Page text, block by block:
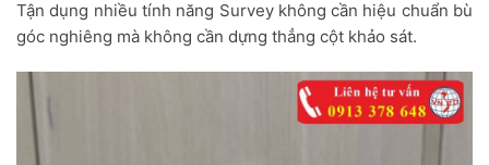
Tận dụng nhiều tính năng Survey không cần hiệu chuẩn bù
góc nghiêng mà không cần dựng thẳng cột khảo sát.